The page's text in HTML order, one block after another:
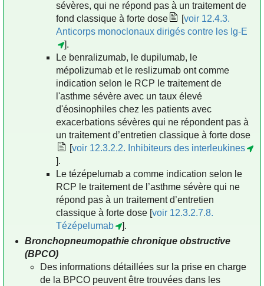
sévères, qui ne répond pas à un traitement de
fond classique à forte dose
[voir 12.4.3.
Anticorps monoclonaux dirigés contre les Ig-E
].
Le benralizumab, le dupilumab, le
mépolizumab et le reslizumab ont comme
indication selon le RCP le traitement de
l'asthme sévère avec un taux élevé
d'éosinophiles chez les patients avec
exacerbations sévères qui ne répondent pas à
un traitement d’entretien classique à forte dose
[voir 12.3.2.2. Inhibiteurs des interleukines
].
Le tézépelumab a comme indication selon le
RCP le traitement de l’asthme sévère qui ne
répond pas à un traitement d’entretien
classique à forte dose [voir 12.3.2.7.8.
Tézépelumab
].
Bronchopneumopathie chronique obstructive
(BPCO)
Des informations détaillées sur la prise en charge
de la BPCO peuvent être trouvées dans les